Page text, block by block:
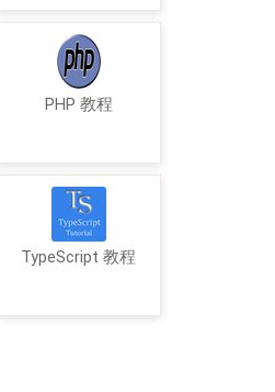
PHP 教程
TypeScript 教程